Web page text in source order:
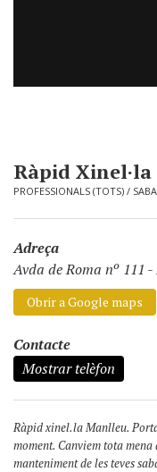
Ràpid Xinel·la
PROFESSIONALS (TOTS) /
Adreça
Avda de Roma nº 111 -
Obrir a Google maps
Contacte
Mostrar telèfon
Ràpid xinel.la Manlleu.
moment. Canviem tota
manteniment de les teves